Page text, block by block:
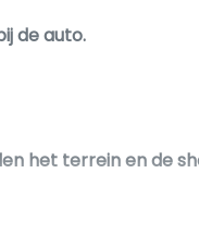
de auto.
het terrein en de